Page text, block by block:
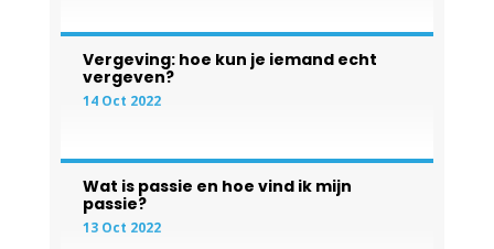
Vergeving: hoe kun je iemand echt
vergeven?
14 Oct 2022
Wat is passie en hoe vind ik mijn
passie?
13 Oct 2022